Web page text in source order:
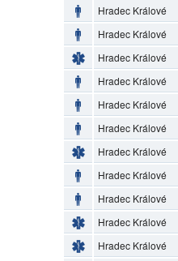
Hradec Králové
Hradec Králové
Hradec Králové
Hradec Králové
Hradec Králové
Hradec Králové
Hradec Králové
Hradec Králové
Hradec Králové
Hradec Králové
Hradec Králové